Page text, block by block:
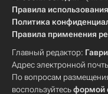
Правила
Политика
Правила применения
Главный редактор:
Адрес электронной
По вопросам
воспользуйтесьформой